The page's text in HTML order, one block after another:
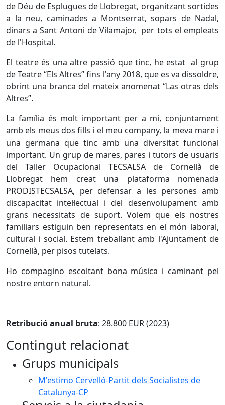
de Déu de Esplugues de Llobregat, organitzant sortides
a la neu, caminades a Montserrat, sopars de Nadal,
dinars a Sant Antoni de Vilamajor, per tots el empleats
de l'Hospital.
El teatre és una altre passió que tinc, he estat al grup
de Teatre “Els Altres” fins l'any 2018, que es va dissoldre,
obrint una branca del mateix anomenat “Las otras dels
Altres”.
La família és molt important per a mi, conjuntament
amb els meus dos fills i el meu company, la meva mare i
una germana que tinc amb una diversitat funcional
important. Un grup de mares, pares i tutors de usuaris
del Taller Ocupacional TECSALSA de Cornellà de
Llobregat hem creat una plataforma nomenada
PRODISTECSALSA, per defensar a les persones amb
discapacitat intel·lectual i del desenvolupament amb
grans necessitats de suport. Volem que els nostres
familiars estiguin ben representats en el món laboral,
cultural i social. Estem treballant amb l'Ajuntament de
Cornellà, per pisos tutelats.
Ho compagino escoltant bona música i caminant pel
nostre entorn natural.
Retribució anual bruta: 28.800 EUR (2023)
Contingut relacionat
Grups municipals
M'estimo Cervelló-Partit dels Socialistes de
Catalunya-CP